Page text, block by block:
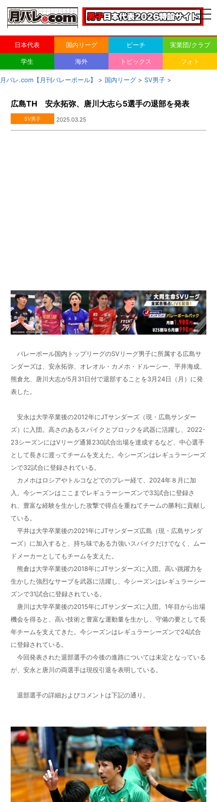
日本代表 国内リーグ ビーチ 実業団/クラブ
学生 海外 トピックス フォト
月バレ.com【月刊バレーボール】 > 国内リーグ > SV男子 >
広島TH 安永拓弥、唐川大志ら5選手の退部を発表
SV男子 2025.03.25
バレーボール国内トップリーグのSVリーグ男子に所属する広島サ
ンダーズは、安永拓弥、オレオル・カメホ・ドルーシー、平井海成、
熊倉允、唐川大志が5月31日付で退部することを3月24日（月）に発
表した。
安永は大学卒業後の2012年にJTサンダーズ（現・広島サンダー
ズ）に入団。高さのあるスパイクとブロックを武器に活躍し、2022-
23シーズンにはVリーグ通算230試合出場を達成するなど、中心選手
として長きに渡ってチームを支えた。今シーズンはレギュラーシーズ
ンで32試合に登録されている。
カメホはロシアやトルコなどでのプレー経て、2024年８月に加
入。今シーズンはここまでレギュラーシーズンで33試合に登録さ
れ、豊富な経験を生かした攻撃で得点を重ねてチームの勝利に貢献し
ている。
平井は大学卒業後の2021年にJTサンダーズ広島（現・広島サンダ
ーズ）に加入すると、持ち味である力強いスパイクだけでなく、ムー
ドメーカーとしてもチームを支えた。
熊倉は大学卒業後の2018年にJTサンダーズに入団。高い跳躍力を
生かした強烈なサーブを武器に活躍し、今シーズンはレギュラーシー
ズンで31試合に登録されている。
唐川は大学卒業後の2015年にJTサンダーズに入団。1年目から出場
機会を得ると、高い技術と豊富な運動量を生かし、守備の要として長
年チームを支えてきた。今シーズンはレギュラーシーズンで24試合
に登録されている。
今回発表された退部選手の今後の進路については未定となっている
が、安永と唐川の両選手は現役引退を表明している。
退部選手の詳細およびコメントは下記の通り。